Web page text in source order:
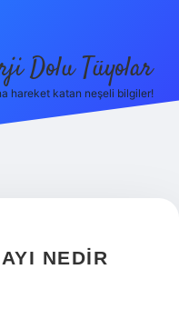
Dolu Tüyolar
hareket katan neşeli bilgiler!
NEDIR